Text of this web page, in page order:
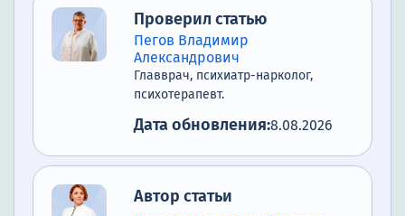
Проверил статью
Пегов Владимир
Александрович
Главврач, психиатр-нарколог,
психотерапевт.
Дата обновления:8.08.2026
Автор статьи